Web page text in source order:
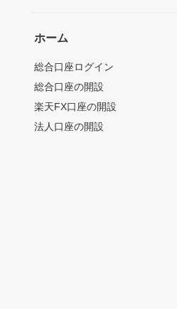
ホーム
総合口座ログイン
総合口座の開設
楽天FX口座の開設
法人口座の開設